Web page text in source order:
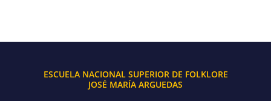
ESCUELA NACIONAL SUPERIOR DE FOLKLORE
JOSÉ MARÍA ARGUEDAS